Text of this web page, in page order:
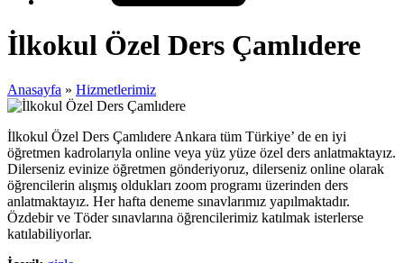
İlkokul Özel Ders Çamlıdere
Anasayfa » Hizmetlerimiz
İlkokul Özel Ders Çamlıdere Ankara tüm Türkiye’ de en iyi
öğretmen kadrolarıyla online veya yüz yüze özel ders anlatmaktayız.
Dilerseniz evinize öğretmen gönderiyoruz, dilerseniz online olarak
öğrencilerin alışmış oldukları zoom programı üzerinden ders
anlatmaktayız. Her hafta deneme sınavlarımız yapılmaktadır.
Özdebir ve Töder sınavlarına öğrencilerimiz katılmak isterlerse
katılabiliyorlar.